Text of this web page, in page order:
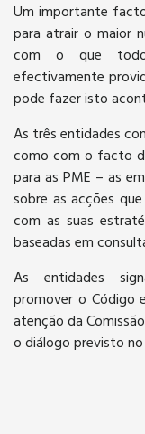
Um importante
para atrair o maior
com o que
efectivamente
pode fazer isto
As três entidades
como com o facto
para as PME – as
sobre as acções
com as suas
baseadas em
As entidades
promover o Código
atenção da
o diálogo previsto